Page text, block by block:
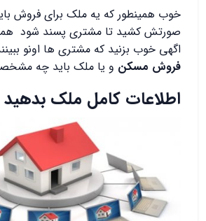
خوب همینطور که یه ملک برای فروش
صورتش کشید تا مشتری پسند شود
اگهی خوب بزنید که مشتری ها اونو
فروش مسکن و یا ملک باید چه
اطلاعات کامل ملک بدهید